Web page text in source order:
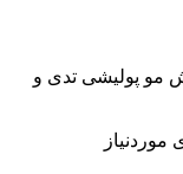
مو پولیشی تدی و